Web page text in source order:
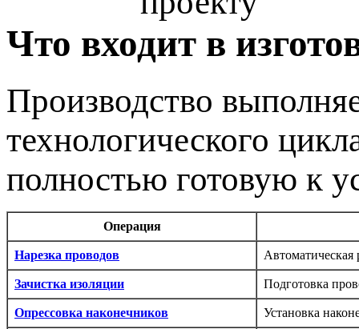
Что входит в
Производство
технологического
полностью готовую к
Операция
Нарезка проводов Автоматическая
Зачистка изоляции Подготовка
Опрессовка наконечников Установка